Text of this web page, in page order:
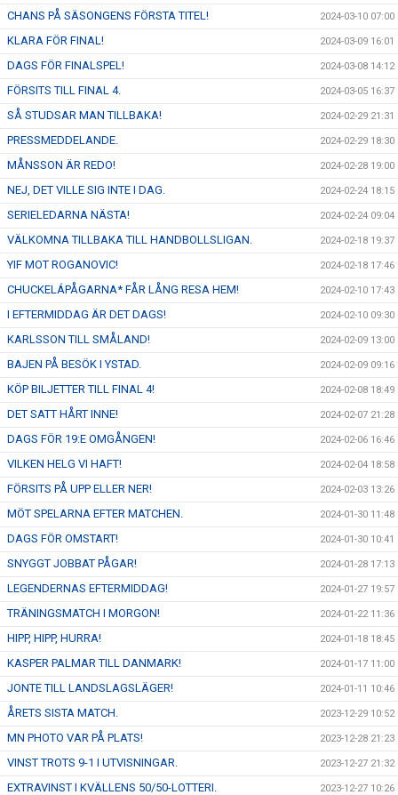
CHANS PÅ SÄSONGENS FÖRSTA TITEL! 2024-03-10 07:00
KLARA FÖR FINAL! 2024-03-09 16:01
DAGS FÖR FINALSPEL! 2024-03-08 14:12
FÖRSITS TILL FINAL 4. 2024-03-05 16:37
SÅ STUDSAR MAN TILLBAKA! 2024-02-29 21:31
PRESSMEDDELANDE. 2024-02-29 18:30
MÅNSSON ÄR REDO! 2024-02-28 19:00
NEJ, DET VILLE SIG INTE I DAG. 2024-02-24 18:15
SERIELEDARNA NÄSTA! 2024-02-24 09:04
VÄLKOMNA TILLBAKA TILL HANDBOLLSLIGAN. 2024-02-18 19:37
YIF MOT ROGANOVIC! 2024-02-18 17:46
CHUCKELÁPÅGARNA* FÅR LÅNG RESA HEM! 2024-02-10 17:43
I EFTERMIDDAG ÄR DET DAGS! 2024-02-10 09:30
KARLSSON TILL SMÅLAND! 2024-02-09 13:00
BAJEN PÅ BESÖK I YSTAD. 2024-02-09 09:16
KÖP BILJETTER TILL FINAL 4! 2024-02-08 18:49
DET SATT HÅRT INNE! 2024-02-07 21:28
DAGS FÖR 19:E OMGÅNGEN! 2024-02-06 16:46
VILKEN HELG VI HAFT! 2024-02-04 18:58
FÖRSITS PÅ UPP ELLER NER! 2024-02-03 13:26
MÖT SPELARNA EFTER MATCHEN. 2024-01-30 11:48
DAGS FÖR OMSTART! 2024-01-30 10:41
SNYGGT JOBBAT PÅGAR! 2024-01-28 17:13
LEGENDERNAS EFTERMIDDAG! 2024-01-27 19:57
TRÄNINGSMATCH I MORGON! 2024-01-22 11:36
HIPP, HIPP, HURRA! 2024-01-18 18:45
KASPER PALMAR TILL DANMARK! 2024-01-17 11:00
JONTE TILL LANDSLAGSLÄGER! 2024-01-11 10:46
ÅRETS SISTA MATCH. 2023-12-29 10:52
MN PHOTO VAR PÅ PLATS! 2023-12-28 21:23
VINST TROTS 9-1 I UTVISNINGAR. 2023-12-27 21:32
EXTRAVINST I KVÄLLENS 50/50-LOTTERI. 2023-12-27 10:26